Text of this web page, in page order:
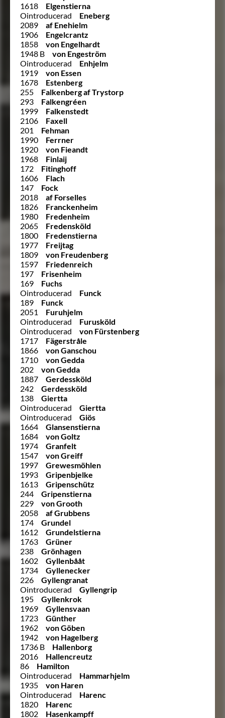
1618
Elgenstierna
Ointroducerad
Eneberg
2089
af Enehielm
1906
Engelcrantz
1858
von Engelhardt
1948 B
von Engeström
Ointroducerad
Enhjelm
1919
von Essen
1678
Estenberg
255
Falkenberg af Trystorp
293
Falkengréen
1999
Falkenstedt
2106
Faxell
201
Fehman
1990
Ferrner
1920
von Fieandt
1968
Finlaij
172
Fitinghoff
1606
Flach
147
Fock
2018
af Forselles
1826
Franckenheim
1980
Fredenheim
2065
Fredensköld
1800
Fredenstierna
1977
Freijtag
1809
von Freudenberg
1597
Friedenreich
197
Frisenheim
169
Fuchs
Ointroducerad
Funck
189
Funck
2051
Furuhjelm
Ointroducerad
Furusköld
Ointroducerad
von Fürstenberg
1717
Fägerstråle
1866
von Ganschou
1710
von Gedda
202
von Gedda
1887
Gerdessköld
242
Gerdessköld
138
Giertta
Ointroducerad
Giertta
Ointroducerad
Giös
1664
Glansenstierna
1684
von Goltz
1974
Granfelt
1547
von Greiff
1997
Grewesmöhlen
1993
Gripenbjelke
1613
Gripenschütz
244
Gripenstierna
229
von Grooth
2058
af Grubbens
174
Grundel
1612
Grundelstierna
1763
Grüner
238
Grönhagen
1602
Gyllenbååt
1734
Gyllenecker
226
Gyllengranat
Ointroducerad
Gyllengrip
195
Gyllenkrok
1969
Gyllensvaan
1723
Günther
1962
von Göben
1942
von Hagelberg
1736 B
Hallenborg
2016
Hallencreutz
86
Hamilton
Ointroducerad
Hammarhjelm
1935
von Haren
Ointroducerad
Harenc
1820
Harenc
1802
Hasenkampff